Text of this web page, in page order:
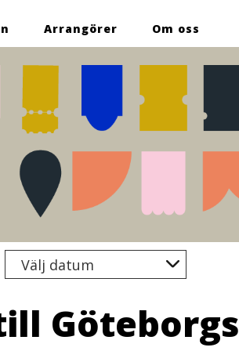
Arrangörer Om oss
Filtrera
sökning